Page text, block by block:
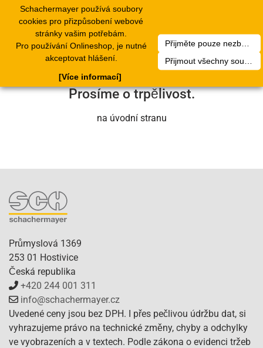
Schachermayer používá soubory
cookies pro přizpůsobení webové
stránky vašim potřebám.
Pro používání Onlineshop, je nutné
akceptovat hlášení.
Přijměte pouze nezbytné soubory cookie
[Více informací]
Bohužel došlo k technické chybě. Náš
servisní tým se o to brzy postará.
Prosíme o trpělivost.
na úvodní stranu
Průmyslová 1369
253 01 Hostivice
Česká republika
+420 244 001 311
info@schachermayer.cz
Uvedené ceny jsou bez DPH. I přes pečlivou údržbu dat, si
vyhrazujeme právo na technické změny, chyby a odchylky
ve vyobrazeních a v textech. Podle zákona o evidenci tržeb